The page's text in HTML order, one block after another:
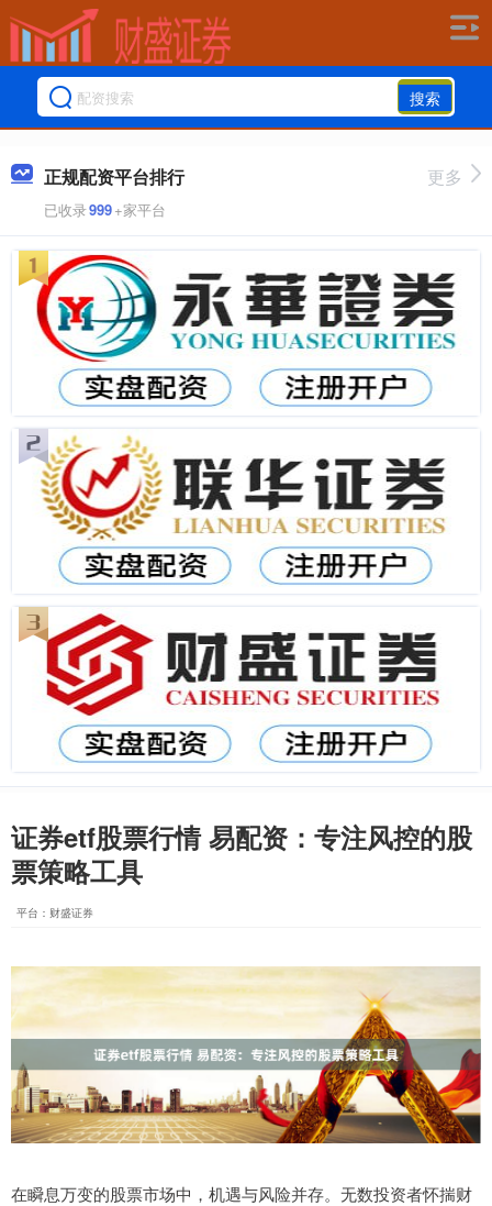
搜索
正规配资平台排行
已收录999+家平台
更多
证券etf股票行情 易配资：专注风控的股
票策略工具
平台：财盛证券
在瞬息万变的股票市场中，机遇与风险并存。无数投资者怀揣财